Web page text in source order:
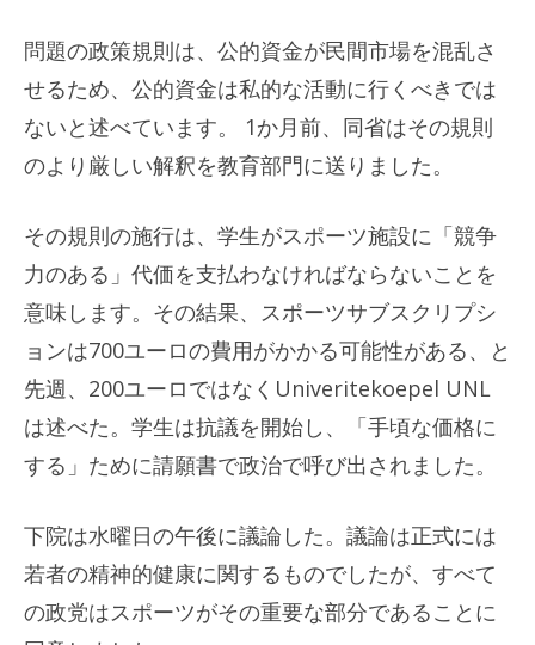
問題の政策規則は、公的資金が民間市場を混乱さ
せるため、公的資金は私的な活動に行くべきでは
ないと述べています。 1か月前、同省はその規則
のより厳しい解釈を教​​育部門に送りました。
その規則の施行は、学生がスポーツ施設に「競争
力のある」代価を支払わなければならないことを
意味します。その結果、スポーツサブスクリプシ
ョンは700ユーロの費用がかかる可能性がある、と
先週、200ユーロではなくUniveritekoepel UNL
は述べた。学生は抗議を開始し、「手頃な価格に
する」ために請願書で政治で呼び出されました。
下院は水曜日の午後に議論した。議論は正式には
若者の精神的健康に関するものでしたが、すべて
の政党はスポーツがその重要な部分であることに